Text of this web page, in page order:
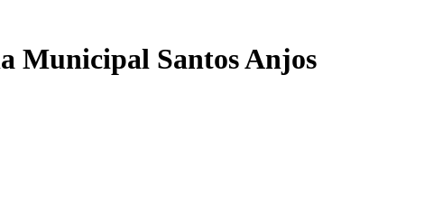
Municipal Santos Anjos